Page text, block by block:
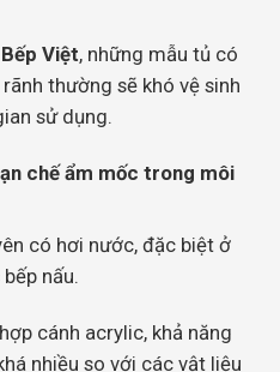
Việt, những mẫu tủ có
thường sẽ khó vệ sinh
sử dụng.
chế ẩm mốc trong môi
có hơi nước, đặc biệt ở
nấu.
cánh acrylic, khả năng
nhiều so với các vật liệu